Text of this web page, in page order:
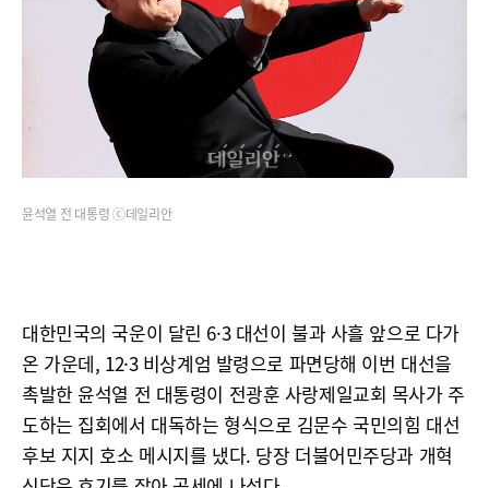
윤석열 전 대통령 ⓒ데일리안
대한민국의 국운이 달린 6·3 대선이 불과 사흘 앞으로 다가
온 가운데, 12·3 비상계엄 발령으로 파면당해 이번 대선을
촉발한 윤석열 전 대통령이 전광훈 사랑제일교회 목사가 주
도하는 집회에서 대독하는 형식으로 김문수 국민의힘 대선
후보 지지 호소 메시지를 냈다. 당장 더불어민주당과 개혁